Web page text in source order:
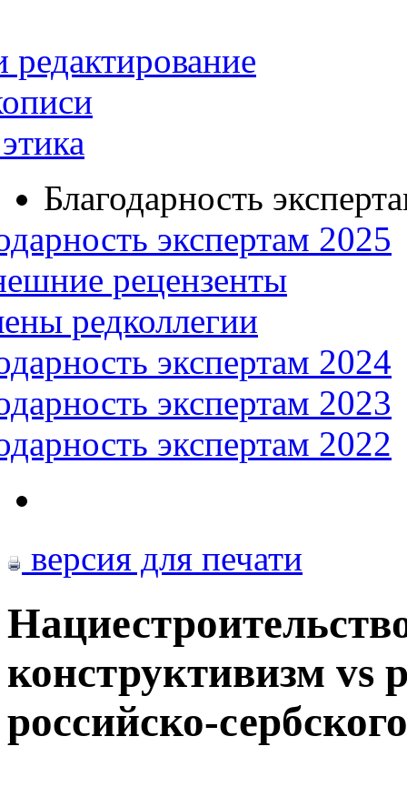
редактирование
Благодарность
экспертам 2025
рецензенты
редколлегии
экспертам 2024
экспертам 2023
экспертам 2022
версия для печати
конструктивизм vs
российско-